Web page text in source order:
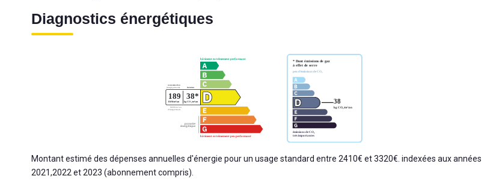
Diagnostics énergétiques
Montant estimé des dépenses annuelles d'énergie pour un usage standard entre 2410€ et 3320€. indexées aux années
2021,2022 et 2023 (abonnement compris).